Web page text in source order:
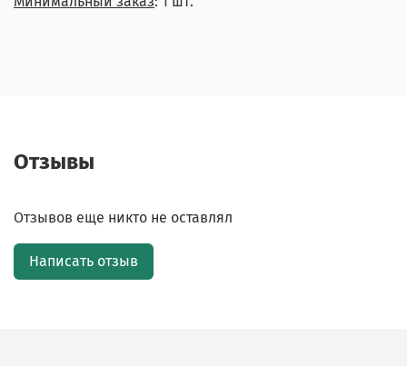
Отзывы
Отзывов еще никто не оставлял
Написать отзыв